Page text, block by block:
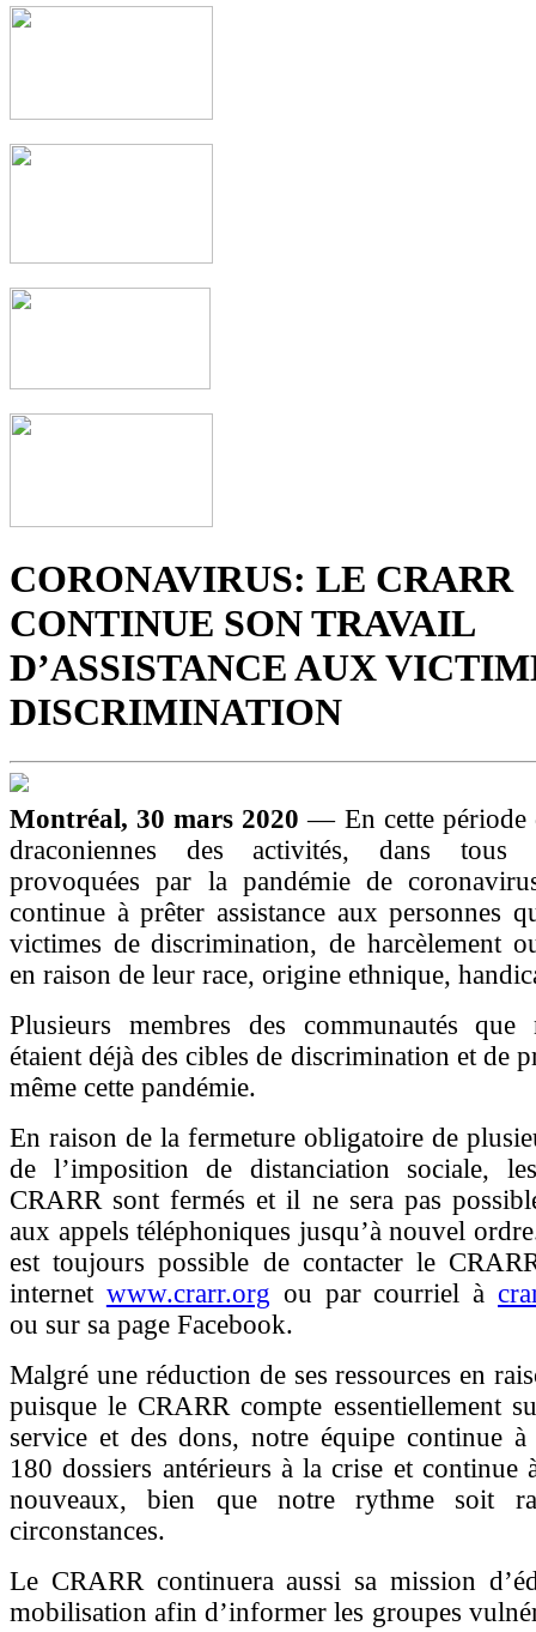
CORONAVIRUS: LE CRARR
CONTINUE SON TRAVAIL
D’ASSISTANCE AUX
DISCRIMINATION
Montréal, 30 mars 2020— En cette période
draconiennes des activités, dans tous
provoquées par la pandémie de
continue à prêter assistance aux personnes
victimes de discrimination, de harcèlement
en raison de leur race, origine ethnique,
Plusieurs membres des communautés que
étaient déjà des cibles de discrimination et de
même cette pandémie.
En raison de la fermeture obligatoire de
de l’imposition de distanciation sociale,
CRARR sont fermés et il ne sera pas
aux appels téléphoniques jusqu’à nouvel
est toujours possible de contacter le
internet www.crarr.org ou par courriel à
ou sur sa page Facebook.
Malgré une réduction de ses ressources en
puisque le CRARR compte essentiellement
service et des dons, notre équipe continue
180 dossiers antérieurs à la crise et continue
nouveaux, bien que notre rythme soit
circonstances.
Le CRARR continuera aussi sa mission
mobilisation afin d’informer les groupes